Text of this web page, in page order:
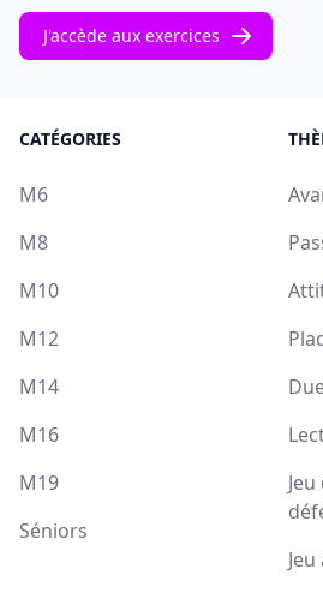
J'accède aux exercices
CATÉGORIES
M6
M8
M10
M12
M14
M16
M19
Séniors